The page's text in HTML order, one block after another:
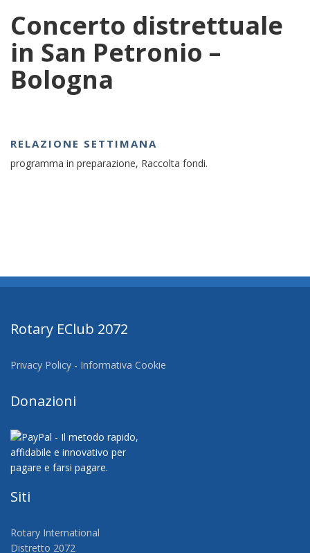
Concerto distrettuale
in San Petronio –
Bologna
RELAZIONE SETTIMANA
programma in preparazione, Raccolta fondi.
Rotary EClub 2072
Privacy Policy - Informativa Cookie
Donazioni
Siti
Rotary International
Distretto 2072